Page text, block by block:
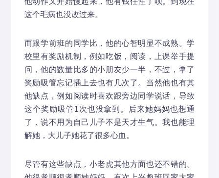
这个毛病也没改过来。
而跟学前班的同学比，他的心智明显不成熟。学
校里有奖励机制，例如吃饭，阅读，上课举手提
问，他的数量比多的小朋友少一半，不过，拿了
奖励吸管忘记插上去也有几次了。当然他也有其
他缺点，例如阅读时喜欢跟旁边同学说话，导致
这个奖励吸管1次也没拿到。后来她妈妈也想通
了，说不用为自己儿子不是天才生气。我也能理
解她，大儿子她花了很多心血。
尽管有这些缺点，小老虎其他方面也还不错的。